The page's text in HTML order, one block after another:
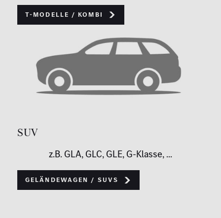
T-Modelle / Kombi
SUV
z.B. GLA, GLC, GLE, G-Klasse, ...
Geländewagen / SUVs